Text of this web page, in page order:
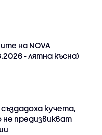
на NOVA
- лятна късна)
кучета,
не предизвикват